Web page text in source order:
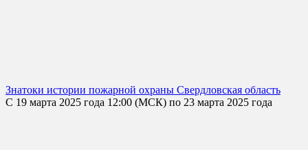
Знатоки истории пожарной охраны Свердловская область
С 19 марта 2025 года 12:00 (МСК) по 23 марта 2025 года